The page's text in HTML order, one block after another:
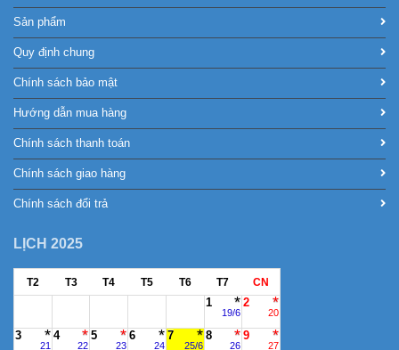
Sản phẩm
Quy định chung
Chính sách bảo mật
Hướng dẫn mua hàng
Chính sách thanh toán
Chính sách giao hàng
Chính sách đổi trả
LỊCH 2025
T2 T3 T4 T5 T6 T7 CN
1
19/6
2
20
3
21
4
22
5
23
6
24
7
25/6
8
26
9
27